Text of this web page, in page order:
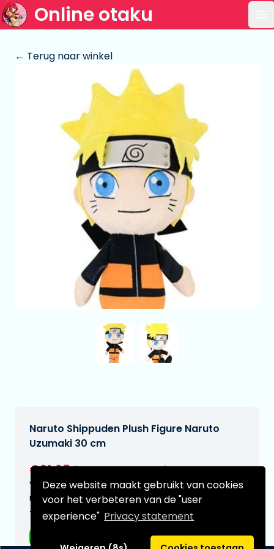
Deze website maakt gebruikt van cookies
voor het verbeteren van de "user
experience" Privacy statement
Online otaku
← Terug naar winkel
Naruto Shippuden Plush Figure Naruto
Uzumaki 30 cm
€21,95
Verwachtte leverdatum:
n.v.t.
Type: